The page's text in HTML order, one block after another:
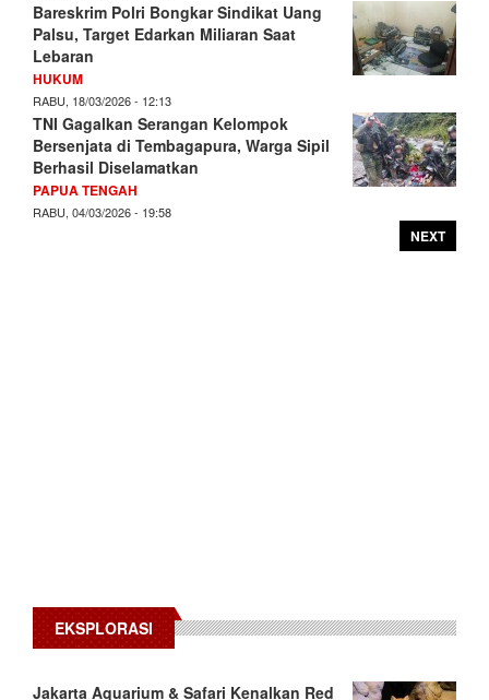
Bareskrim Polri Bongkar Sindikat Uang
Palsu, Target Edarkan Miliaran Saat
Lebaran
HUKUM
RABU, 18/03/2026 - 12:13
TNI Gagalkan Serangan Kelompok
Bersenjata di Tembagapura, Warga Sipil
Berhasil Diselamatkan
PAPUA TENGAH
RABU, 04/03/2026 - 19:58
NEXT
EKSPLORASI
Jakarta Aquarium & Safari Kenalkan Red